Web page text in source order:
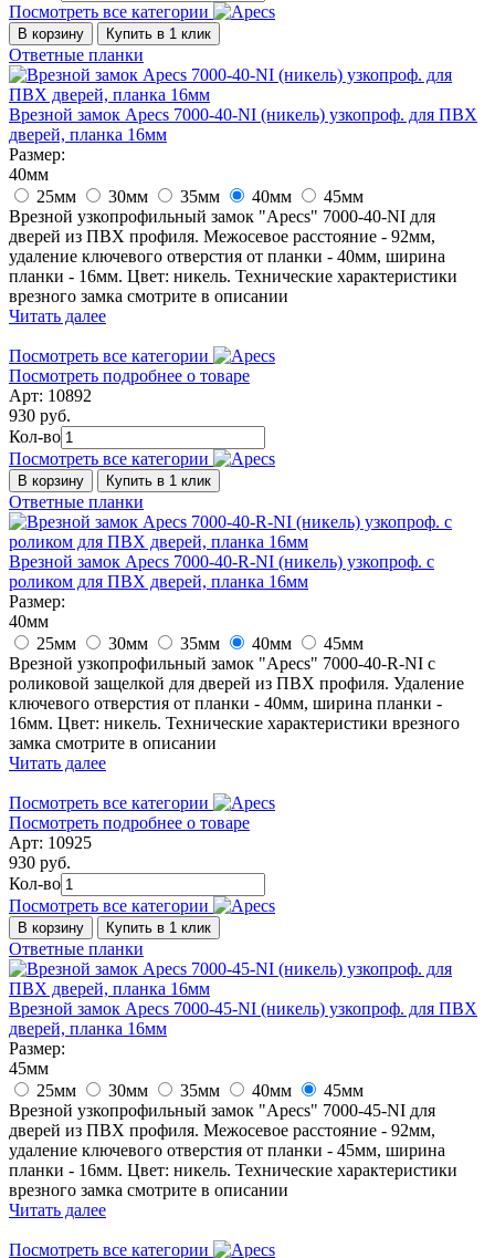
Посмотреть все категории
В корзину Купить в 1 клик
Ответные планки
Врезной замок Apecs 7000-40-NI (никель) узкопроф. для ПВХ
дверей, планка 16мм
Размер:
40мм
25мм
30мм 35мм 40мм
45мм
Врезной узкопрофильный замок "Apecs" 7000-40-NI для
дверей из ПВХ профиля. Межосевое расстояние - 92мм,
удаление ключевого отверстия от планки - 40мм, ширина
планки - 16мм. Цвет: никель. Технические характеристики
врезного замка смотрите в описании
Читать далее
Посмотреть все категории
Посмотреть подробнее о товаре
Арт: 10892
930 руб.
Кол-во
Посмотреть все категории
В корзину Купить в 1 клик
Ответные планки
Врезной замок Apecs 7000-40-R-NI (никель) узкопроф. с
роликом для ПВХ дверей, планка 16мм
Размер:
40мм
25мм
30мм 35мм 40мм
45мм
Врезной узкопрофильный замок "Apecs" 7000-40-R-NI с
роликовой защелкой для дверей из ПВХ профиля. Удаление
ключевого отверстия от планки - 40мм, ширина планки -
16мм. Цвет: никель. Технические характеристики врезного
замка смотрите в описании
Читать далее
Посмотреть все категории
Посмотреть подробнее о товаре
Арт: 10925
930 руб.
Кол-во
Посмотреть все категории
В корзину Купить в 1 клик
Ответные планки
Врезной замок Apecs 7000-45-NI (никель) узкопроф. для ПВХ
дверей, планка 16мм
Размер:
45мм
25мм
30мм 35мм 40мм
45мм
Врезной узкопрофильный замок "Apecs" 7000-45-NI для
дверей из ПВХ профиля. Межосевое расстояние - 92мм,
удаление ключевого отверстия от планки - 45мм, ширина
планки - 16мм. Цвет: никель. Технические характеристики
врезного замка смотрите в описании
Читать далее
Посмотреть все категории